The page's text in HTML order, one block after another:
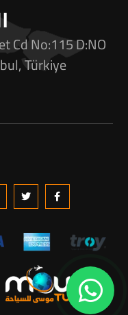
Cd No:115 D:NO
Türkiye